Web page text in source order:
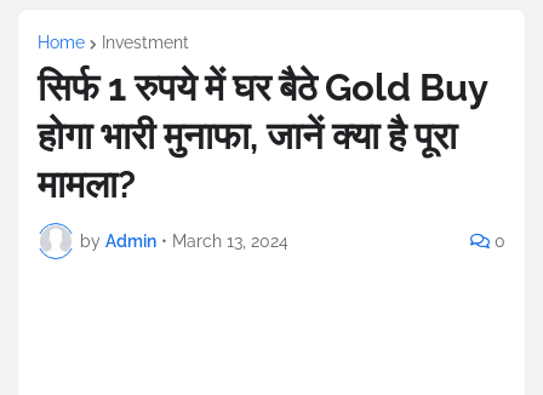
Home Investment
सिर्फ 1 रुपये में घर बैठे Gold Buy
होगा भारी मुनाफा, जानें क्या है पूरा
मामला?
by Admin • March 13, 2024 0